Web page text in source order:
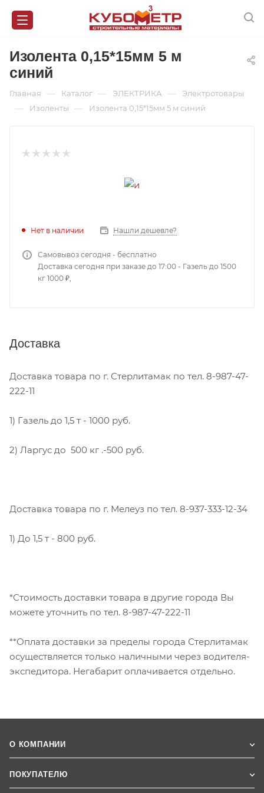
Изолента 0,15*15мм 5 м
синий
Главная — Каталог — ЭЛЕКТРИКА — Электротовары
— Изоленты — Изолента 0,15*15мм 5 м синий
Нет в наличии Нашли дешевле?
Самовывоз сегодня - бесплатно
Доставка сегодня при заказе до 17:00 - Газель до 1500
кг 1000 ₽,
Доставка
Доставка товара по г. Стерлитамак по тел. 8-987-47-
222-11
1) Газель до 1,5 т - 1000 руб.
2) Ларгус до 500 кг .-500 руб.
Доставка товара по г. Мелеуз по тел. 8-937-333-12-34
1) До 1,5 т - 800 руб.
*Стоимость доставки товара в другие города Вы
можете уточнить по тел. 8-987-47-222-11
**Оплата доставки за пределы города Стерлитамак
осуществляется только наличными через водителя-
экспедитора. Негабарит оплачивается отдельно.
О КОМПАНИИ
ПОКУПАТЕЛЮ